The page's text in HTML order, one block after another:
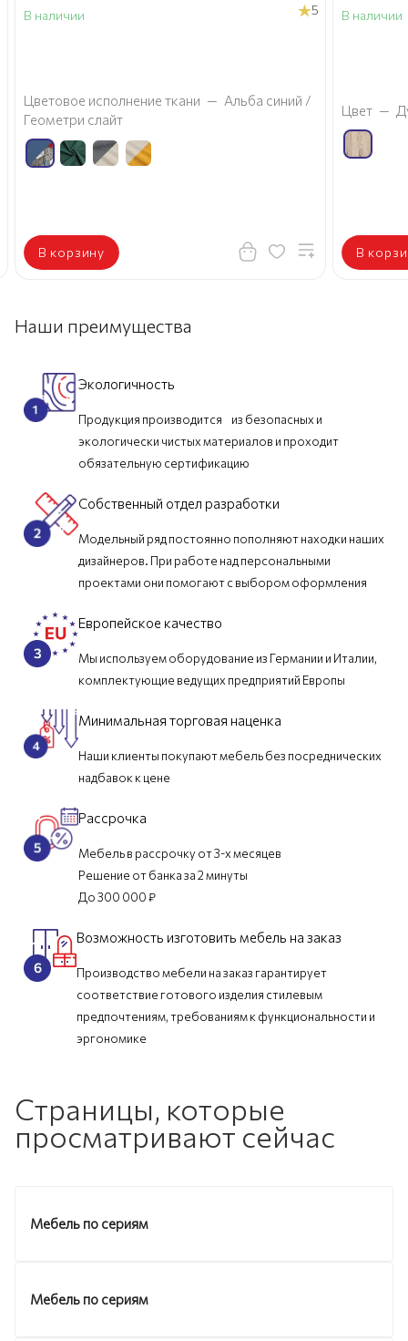
В наличии 5
Цветовое исполнение ткани — Альба синий /
Геометри слайт
В корзину
В наличии
Цвет —
В
Наши преимущества
Экологичность
Продукция производится из безопасных и
экологически чистых материалов и проходит
обязательную сертификацию
Собственный отдел разработки
Модельный ряд постоянно пополняют находки наших
дизайнеров. При работе над персональными
проектами они помогают с выбором оформления
Европейское качество
Мы используем оборудование из Германии и Италии,
комплектующие ведущих предприятий Европы
Минимальная торговая наценка
Наши клиенты покупают мебель без посреднических
надбавок к цене
Рассрочка
Мебель в рассрочку от 3-х месяцев
Решение от банка за 2 минуты
До 300 000 ₽
Возможность изготовить мебель на заказ
Производство мебели на заказ гарантирует
соответствие готового изделия стилевым
предпочтениям, требованиям к функциональности и
эргономике
Страницы, которые
просматривают сейчас
Мебель по сериям
Мебель по сериям